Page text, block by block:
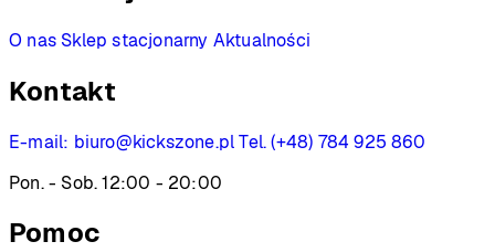
O nas Sklep stacjonarny Aktualności
Kontakt
E-mail: biuro@kickszone.pl Tel. (+48) 784 925 860
Pon. - Sob. 12:00 - 20:00
Pomoc